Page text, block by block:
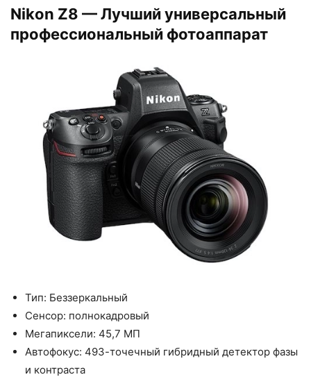
Nikon Z8 — Лучший универсальный
профессиональный фотоаппарат
Тип: Беззеркальный
Сенсор: полнокадровый
Мегапиксели: 45,7 МП
Автофокус: 493-точечный гибридный детектор фазы
и контраста